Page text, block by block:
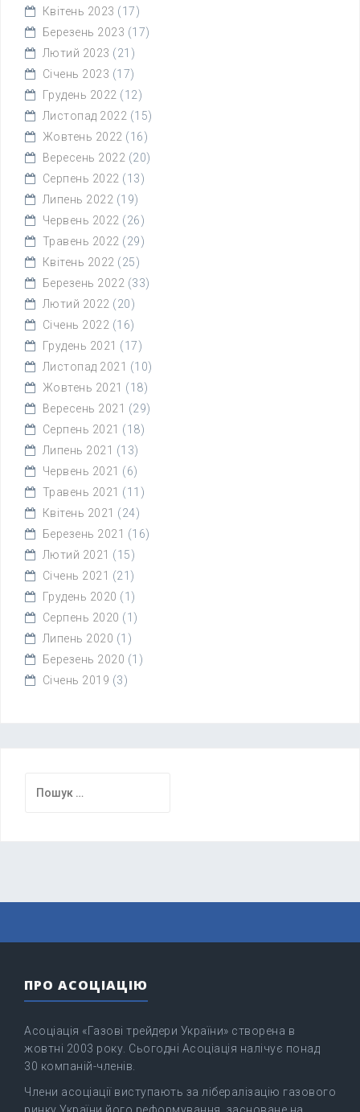
Квітень 2023 (17)
Березень 2023 (17)
Лютий 2023 (21)
Січень 2023 (17)
Грудень 2022 (12)
Листопад 2022 (15)
Жовтень 2022 (16)
Вересень 2022 (20)
Серпень 2022 (13)
Липень 2022 (19)
Червень 2022 (26)
Травень 2022 (29)
Квітень 2022 (25)
Березень 2022 (33)
Лютий 2022 (20)
Січень 2022 (16)
Грудень 2021 (17)
Листопад 2021 (10)
Жовтень 2021 (18)
Вересень 2021 (29)
Серпень 2021 (18)
Липень 2021 (13)
Червень 2021 (6)
Травень 2021 (11)
Квітень 2021 (24)
Березень 2021 (16)
Лютий 2021 (15)
Січень 2021 (21)
Грудень 2020 (1)
Серпень 2020 (1)
Липень 2020 (1)
Березень 2020 (1)
Січень 2019 (3)
ПРО АСОЦІАЦІЮ
Асоціація «Газові трейдери України» створена в
жовтні 2003 року. Сьогодні Асоціація налічує понад
30 компаній-членів.
Члени асоціації виступають за лібералізацію газового